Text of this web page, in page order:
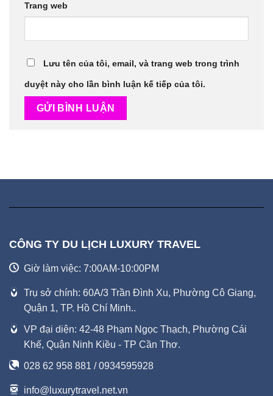
Trang web
Lưu tên của tôi, email, và trang web trong trình
duyệt này cho lần bình luận kế tiếp của tôi.
CÔNG TY DU LỊCH LUXURY TRAVEL
Giờ làm việc: 7:00AM-10:00PM
Trụ sở chính: 60A/3 Trần Đình Xu, Phường Cô Giang,
Quận 1, TP. Hồ Chí Minh..
VP đại diện: 42-48 Phạm Ngọc Thạch, Phường Cái
Khế, Quận Ninh Kiều - TP Cần Thơ.
028 62 958 881 / 0934595928
info@luxurytravel.net.vn